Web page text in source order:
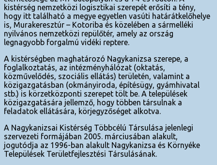
kistérség nemzetközi logisztikai szerepét erősíti a tény,
hogy itt található a megye egyetlen vasúti határátkelőhelye
is, Murakeresztúr – Kotoriba és közelében a sármelléki
nyilvános nemzetközi repülőtér, amely az ország
legnagyobb forgalmú vidéki reptere.
A kistérségben maghatározó Nagykanizsa szerepe, a
foglalkoztatás, az intézményhálózat (oktatás,
közművelődés, szociális ellátás) területén, valamint a
közigazgatásban (okmányiroda, építésügy, gyámhivatal
stb.) is körzetközponti szerepet tölt be. A települések
közigazgatására jellemző, hogy többen társulnak a
feladatok ellátására, körjegyzőséget alkotva.
A Nagykanizsai Kistérség Többcélú Társulása jelenlegi
szervezeti formájában 2005. márciusában alakult,
jogutódja az 1996-ban alakult Nagykanizsa és Környéke
Települések Területfejlesztési Társulásának.